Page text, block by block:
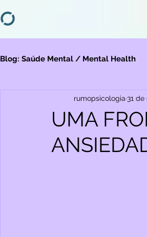
Blog: Saúde Mental / Mental Health
Migração
UMA
rumopsicologia 31 de